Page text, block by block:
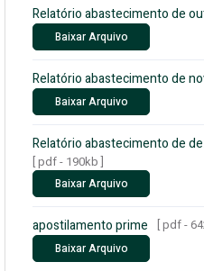
Relatório abastecimento de
Baixar Arquivo
Relatório abastecimento de
Baixar Arquivo
Relatório abastecimento de
[ pdf - 190kb ]
Baixar Arquivo
apostilamento prime [ pdf -
Baixar Arquivo